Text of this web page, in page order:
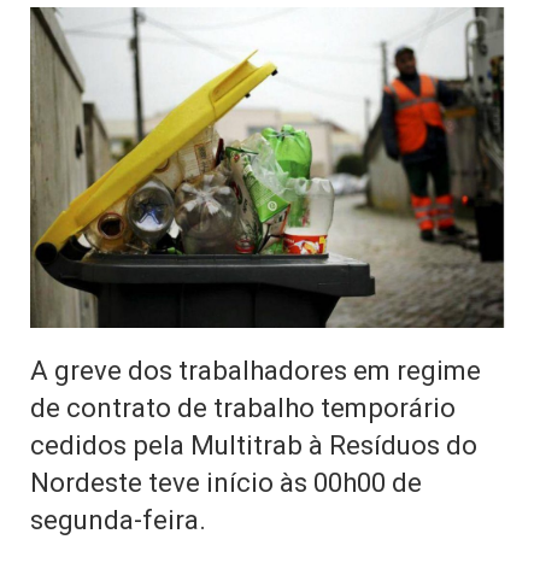
A greve dos trabalhadores em regime
de contrato de trabalho temporário
cedidos pela Multitrab à Resíduos do
Nordeste teve início às 00h00 de
segunda-feira.